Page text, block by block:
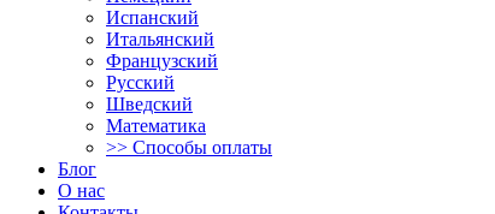
Испанский
Итальянский
Французский
Русский
Шведский
Математика
>> Способы оплаты
Блог
О нас